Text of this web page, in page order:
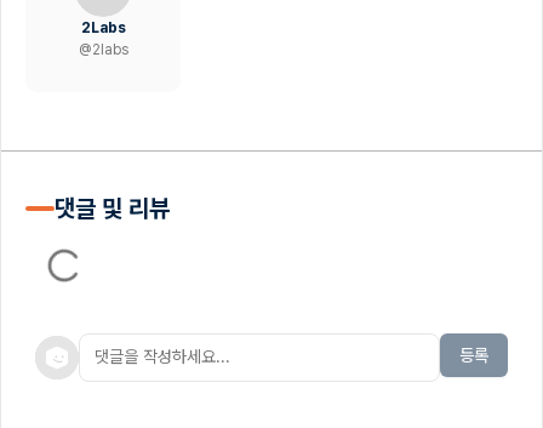
2Labs
@2labs
댓글 및 리뷰
등록